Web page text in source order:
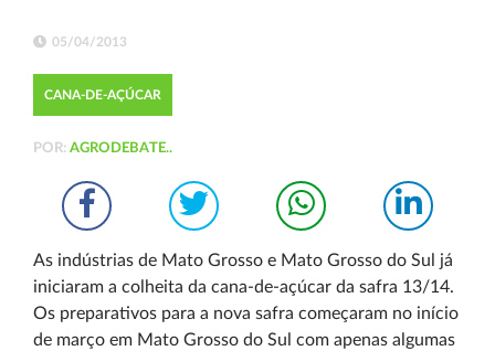
05/04/2013
CANA-DE-AÇÚCAR
POR: AGRODEBATE..
As indústrias de Mato Grosso e Mato Grosso do Sul já
iniciaram a colheita da cana-de-açúcar da safra 13/14.
Os preparativos para a nova safra começaram no início
de março em Mato Grosso do Sul com apenas algumas